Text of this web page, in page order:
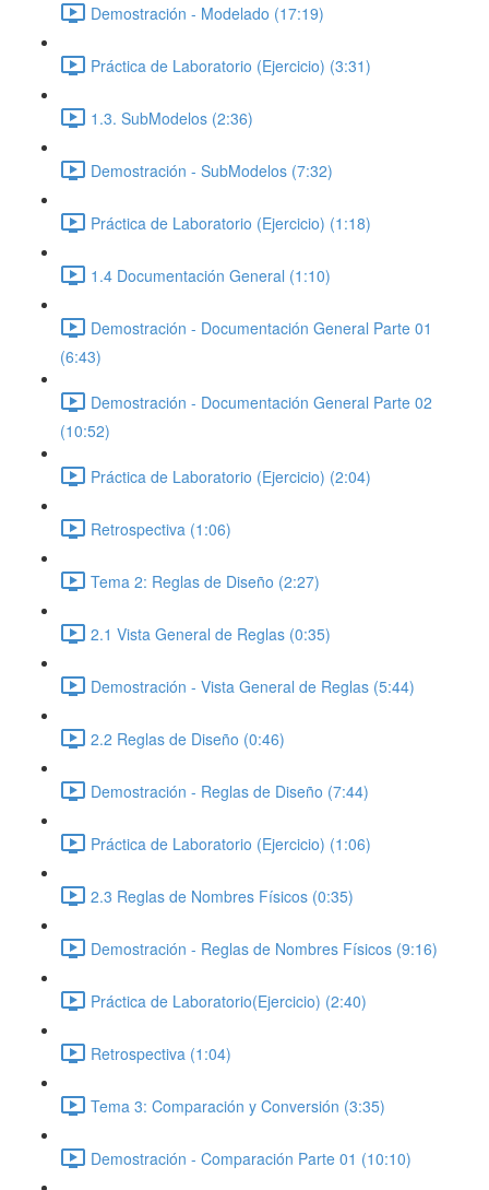
Demostración - Modelado (17:19)
Práctica de Laboratorio (Ejercicio) (3:31)
1.3. SubModelos (2:36)
Demostración - SubModelos (7:32)
Práctica de Laboratorio (Ejercicio) (1:18)
1.4 Documentación General (1:10)
Demostración - Documentación General Parte 01
(6:43)
Demostración - Documentación General Parte 02
(10:52)
Práctica de Laboratorio (Ejercicio) (2:04)
Retrospectiva (1:06)
Tema 2: Reglas de Diseño (2:27)
2.1 Vista General de Reglas (0:35)
Demostración - Vista General de Reglas (5:44)
2.2 Reglas de Diseño (0:46)
Demostración - Reglas de Diseño (7:44)
Práctica de Laboratorio (Ejercicio) (1:06)
2.3 Reglas de Nombres Físicos (0:35)
Demostración - Reglas de Nombres Físicos (9:16)
Práctica de Laboratorio(Ejercicio) (2:40)
Retrospectiva (1:04)
Tema 3: Comparación y Conversión (3:35)
Demostración - Comparación Parte 01 (10:10)